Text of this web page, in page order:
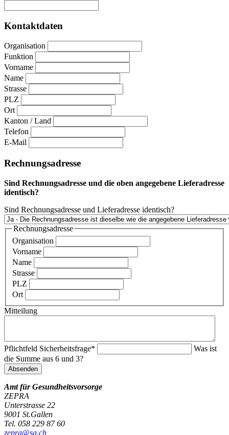
Kontaktdaten
Organisation
Funktion
Vorname
Name
Strasse
PLZ
Ort
Kanton / Land
Telefon
E-Mail
Rechnungsadresse
Sind Rechnungsadresse und die oben angegebene Lieferadresse
identisch?
Sind Rechnungsadresse und Lieferadresse identisch?
Rechnungsadresse
Organisation
Vorname
Name
Strasse
PLZ
Ort
Mitteilung
Pflichtfeld Sicherheitsfrage*
Was ist
die Summe aus 6 und 3?
Absenden
Amt für Gesundheitsvorsorge
ZEPRA
Unterstrasse 22
9001 St.Gallen
Tel. 058 229 87 60
zepra@sg.ch